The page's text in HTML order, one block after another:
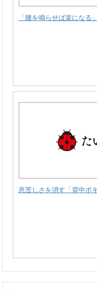
「腰を鳴らせば楽になる
息苦しさを消す「背中ポ